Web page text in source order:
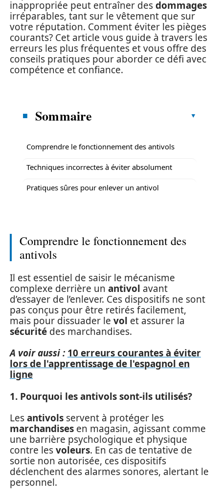
inappropriée peut entraîner desdommages
irréparables, tant sur le vêtement que sur
votre réputation. Comment éviter les pièges
courants? Cet article vous guide à travers les
erreurs les plus fréquentes et vous offre des
conseils pratiques pour aborder ce défi avec
compétence et confiance.
Sommaire
Comprendre le fonctionnement des antivols
Techniques incorrectes à éviter absolument
Pratiques sûres pour enlever un antivol
Comprendre le fonctionnement des
antivols
Il est essentiel de saisir le mécanisme
complexe derrière un antivol avant
d’essayer de l’enlever. Ces dispositifs ne sont
pas conçus pour être retirés facilement,
mais pour dissuader le vol et assurer la
sécurité des marchandises.
A voir aussi : 10 erreurs courantes à éviter
lors de l'apprentissage de l'espagnol en
ligne
1. Pourquoi les antivols sont-ils utilisés?
Lesantivols servent à protéger les
marchandises en magasin, agissant comme
une barrière psychologique et physique
contre lesvoleurs. En cas de tentative de
sortie non autorisée, ces dispositifs
déclenchent des alarmes sonores, alertant le
personnel.